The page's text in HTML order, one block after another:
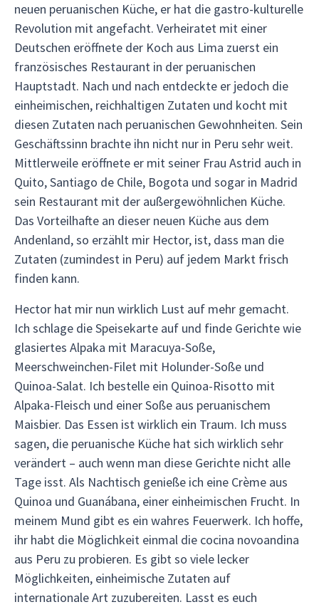
neuen peruanischen Küche, er hat die gastro-kulturelle
Revolution mit angefacht. Verheiratet mit einer
Deutschen eröffnete der Koch aus Lima zuerst ein
französisches Restaurant in der peruanischen
Hauptstadt. Nach und nach entdeckte er jedoch die
einheimischen, reichhaltigen Zutaten und kocht mit
diesen Zutaten nach peruanischen Gewohnheiten. Sein
Geschäftssinn brachte ihn nicht nur in Peru sehr weit.
Mittlerweile eröffnete er mit seiner Frau Astrid auch in
Quito, Santiago de Chile, Bogota und sogar in Madrid
sein Restaurant mit der außergewöhnlichen Küche.
Das Vorteilhafte an dieser neuen Küche aus dem
Andenland, so erzählt mir Hector, ist, dass man die
Zutaten (zumindest in Peru) auf jedem Markt frisch
finden kann.
Hector hat mir nun wirklich Lust auf mehr gemacht.
Ich schlage die Speisekarte auf und finde Gerichte wie
glasiertes Alpaka mit Maracuya-Soße,
Meerschweinchen-Filet mit Holunder-Soße und
Quinoa-Salat. Ich bestelle ein Quinoa-Risotto mit
Alpaka-Fleisch und einer Soße aus peruanischem
Maisbier. Das Essen ist wirklich ein Traum. Ich muss
sagen, die peruanische Küche hat sich wirklich sehr
verändert – auch wenn man diese Gerichte nicht alle
Tage isst. Als Nachtisch genieße ich eine Crème aus
Quinoa und Guanábana, einer einheimischen Frucht. In
meinem Mund gibt es ein wahres Feuerwerk. Ich hoffe,
ihr habt die Möglichkeit einmal die cocina novoandina
aus Peru zu probieren. Es gibt so viele lecker
Möglichkeiten, einheimische Zutaten auf
internationale Art zuzubereiten. Lasst es euch